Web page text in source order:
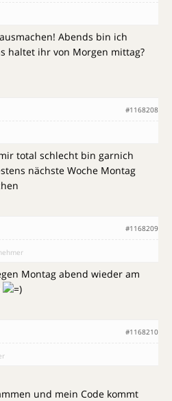
Abends bin ich
haltet ihr von Morgen mittag?
#1168208
total schlecht bin garnich
nächste Woche Montag
#1168209
Montag abend wieder am
#1168210
und mein Code kommt